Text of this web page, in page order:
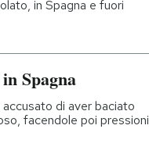
in Spagna e fuori
Spagna
di aver baciato
facendole poi pressioni